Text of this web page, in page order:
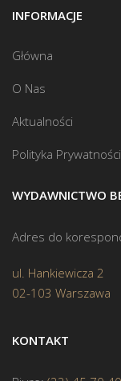
INFORMACJE
Główna
O Nas
Aktualności
Polityka Prywatności
WYDAWNICTWO
Adres do
ul. Hankiewicza 2
02-103 Warszawa
KONTAKT